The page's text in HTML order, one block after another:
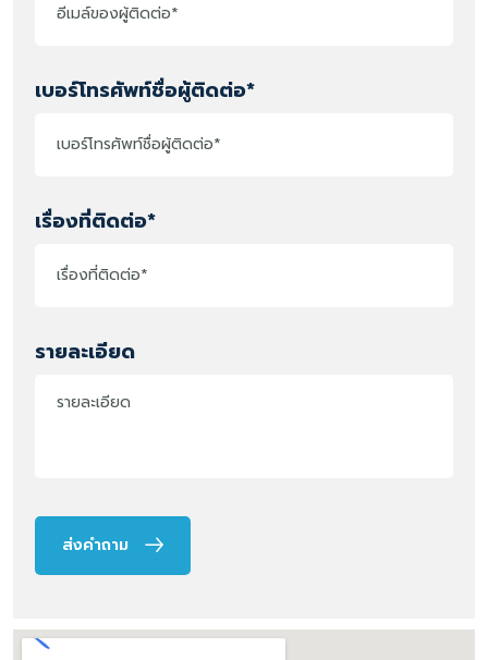
เบอร์โทรศัพท์ชื่อผู้ติดต่อ*
เรื่องที่ติดต่อ*
รายละเอียด
ส่งคำถาม